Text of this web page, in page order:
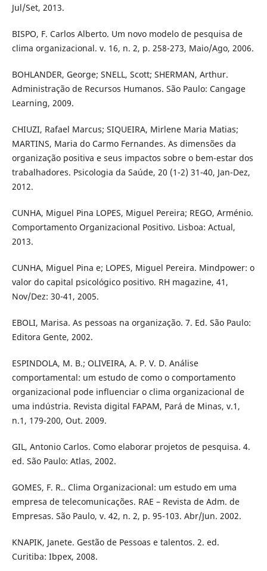
Jul/Set, 2013.
BISPO, F. Carlos Alberto. Um novo modelo de pesquisa de
clima organizacional. v. 16, n. 2, p. 258-273, Maio/Ago, 2006.
BOHLANDER, George; SNELL, Scott; SHERMAN, Arthur.
Administração de Recursos Humanos. São Paulo: Cangage
Learning, 2009.
CHIUZI, Rafael Marcus; SIQUEIRA, Mirlene Maria Matias;
MARTINS, Maria do Carmo Fernandes. As dimensões da
organização positiva e seus impactos sobre o bem-estar dos
trabalhadores. Psicologia da Saúde, 20 (1-2) 31-40, Jan-Dez,
2012.
CUNHA, Miguel Pina LOPES, Miguel Pereira; REGO, Arménio.
Comportamento Organizacional Positivo. Lisboa: Actual,
2013.
CUNHA, Miguel Pina e; LOPES, Miguel Pereira. Mindpower: o
valor do capital psicológico positivo. RH magazine, 41,
Nov/Dez: 30-41, 2005.
EBOLI, Marisa. As pessoas na organização. 7. Ed. São Paulo:
Editora Gente, 2002.
ESPINDOLA, M. B.; OLIVEIRA, A. P. V. D. Análise
comportamental: um estudo de como o comportamento
organizacional pode influenciar o clima organizacional de
uma indústria. Revista digital FAPAM, Pará de Minas, v.1,
n.1, 179-200, Out. 2009.
GIL, Antonio Carlos. Como elaborar projetos de pesquisa. 4.
ed. São Paulo: Atlas, 2002.
GOMES, F. R.. Clima Organizacional: um estudo em uma
empresa de telecomunicações. RAE – Revista de Adm. de
Empresas. São Paulo, v. 42, n. 2, p. 95-103. Abr/Jun. 2002.
KNAPIK, Janete. Gestão de Pessoas e talentos. 2. ed.
Curitiba: Ibpex, 2008.